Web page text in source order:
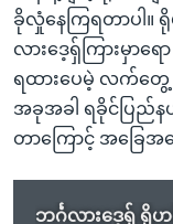
ခိုလှုံနေကြရတာပါ။ ရို
လားဒေ့ရှ်ကြားမှာ
ရထားပေမဲ့ လက်တွ
အခုအခါ ရခိုင်ပြည်
တာကြောင့် အခြေ